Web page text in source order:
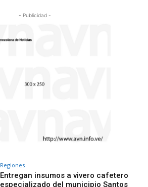
- Publicidad -
Regiones
Entregan insumos a vivero cafetero
especializado del municipio Santos